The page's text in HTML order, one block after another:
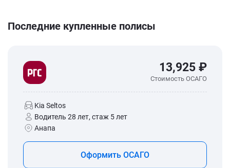
Последние купленные полисы
13,925 ₽
Стоимость ОСАГО
Kia Seltos
Водитель 28 лет, стаж 5 лет
Анапа
Оформить ОСАГО